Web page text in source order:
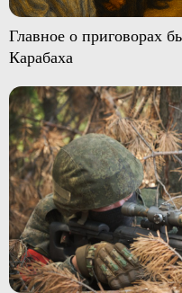
Главное о приговорах
Карабаха